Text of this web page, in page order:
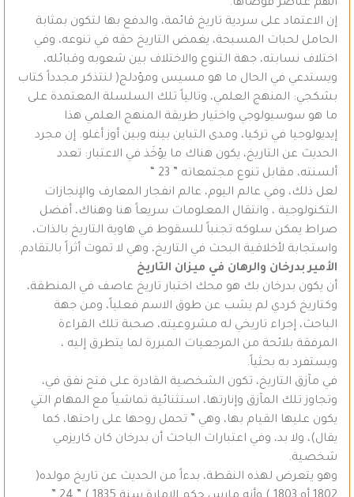
أنهم عناصر فوضاها.
إن الاعتماد على سردية تاريخ قائمة، والدفع بها لتكون بمثابة
الحامل لحبات المسبحة، يغمض التاريخ حقه في تنوعه، وفي
اختلاف نسابته، جهة التنوع والاختلاف بين شعوبه وقبائله،
ويستدعي في الحال ما هو مسيس ومؤدلج( لنتذكر مجدداً كتاب
بشكجي: المنهج العلمي، وتالياً تلك السلسلة المعتمدة على
ما هو سوسيولوجي واختيار طريقة المنهج العلمي هذا
إيديولوجيا في تركيا، ومدى التباين بينه وبين أوز أغلو. إن مجرد
الحديث عن التاريخ، يكون هناك ما يؤخَذ في الاعتبار: تعدد
ألسنته، مقابل تنوع مجتمعاته ” 23 “
لعل ذلك، وفي عالم اليوم، عالم انفجار المعارف والإنجازات
التكنولوجية ، وانتقال المعلومات سريعاً هنا وهناك، أفضل
صراط يمكن سلوكه تجنباً للسقوط في هاوية التاريخ بالذات،
واستجابة لأخلاقية البحث في التاريخ، وهي لا تموت أثراً بالتقادم.
الأمير بدرخان والرهان في ميزان التاريخ
أن يكون بدرخان بك هو محك اختبار تاريخ عاصف في المنطقة،
وكتاريخ كردي لم يشب عن طوق الاسم فعلياً، ومن جهة
الباحث، إجراء تاريخي له مشروعيته، صحبة تلك القراءة
المرفقة بلائحة من المرجعيات المبررة لما يتطرق إليه ،
ويستفرد به بحثياً.
في مآزق التاريخ، تكون الشخصية القادرة على فتح نفق في،
وتجاوز تلك المآزق وإنارتها، استثنائية تماشياً مع المهام التي
يكون عليها القيام بها، وهي ” تحمل روحها على راحتها، كما
يقال)، ولا بد، وفي اعتبارات الباحث أن بدرخان كان كاريزمي
شخصية.
وهو يتعرض لهذه النقطة، بدءاً من الحديث عن تاريخ مولده(